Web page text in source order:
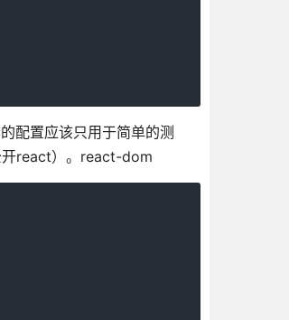
配置应该只用于简单的测
开react）。react-dom